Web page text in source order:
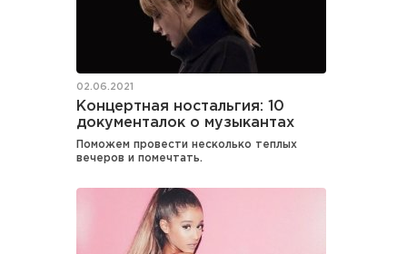
02.06.2021
Концертная ностальгия: 10
документалок о музыкантах
Поможем провести несколько теплых
вечеров и помечтать.